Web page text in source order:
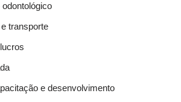
transporte
e desenvolvimento